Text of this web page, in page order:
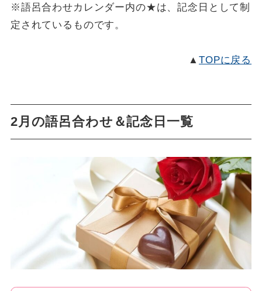
※語呂合わせカレンダー内の★は、記念日として制
定されているものです。
▲TOPに戻る
2月の語呂合わせ＆記念日一覧